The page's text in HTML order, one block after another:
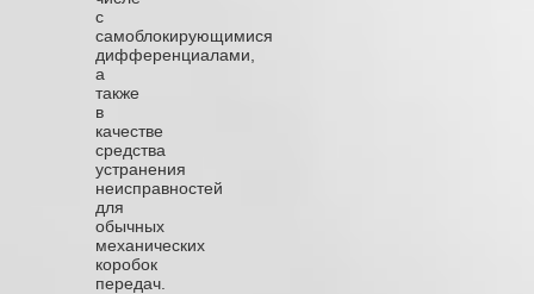
с
самоблокирующимися
дифференциалами,
а
также
в
качестве
средства
устранения
неисправностей
для
обычных
механических
коробок
передач.